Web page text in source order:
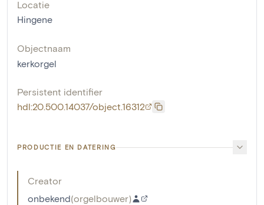
Locatie
Hingene
Objectnaam
kerkorgel
Persistent identifier
hdl:20.500.14037/object.16312
PRODUCTIE EN DATERING
Creator
onbekend(orgelbouwer)